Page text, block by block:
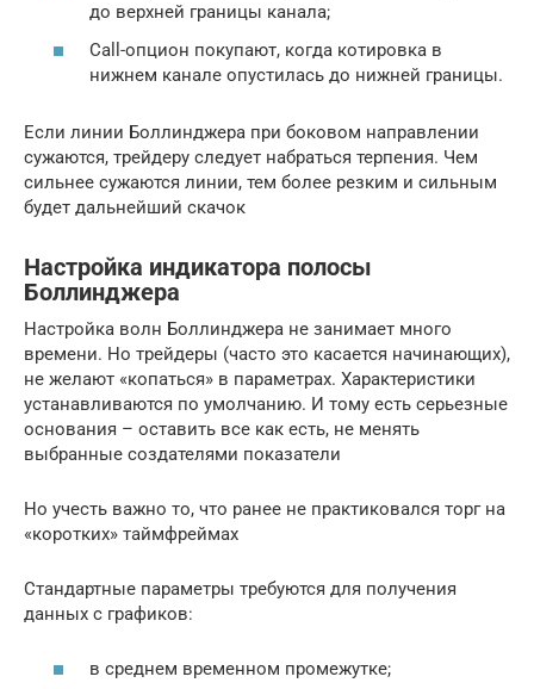
до верхней границы канала;
Call-опцион покупают, когда котировка в
нижнем канале опустилась до нижней границы.
Если линии Боллинджера при боковом направлении
сужаются, трейдеру следует набраться терпения. Чем
сильнее сужаются линии, тем более резким и сильным
будет дальнейший скачок
Настройка индикатора полосы
Боллинджера
Настройка волн Боллинджера не занимает много
времени. Но трейдеры (часто это касается начинающих),
не желают «копаться» в параметрах. Характеристики
устанавливаются по умолчанию. И тому есть серьезные
основания – оставить все как есть, не менять
выбранные создателями показатели
Но учесть важно то, что ранее не практиковался торг на
«коротких» таймфреймах
Стандартные параметры требуются для получения
данных с графиков:
в среднем временном промежутке;